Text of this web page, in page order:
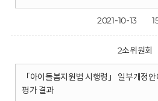
2021-10-13
2소위원회
「아이돌봄지원법 시행령」 일부개정
평가 결과